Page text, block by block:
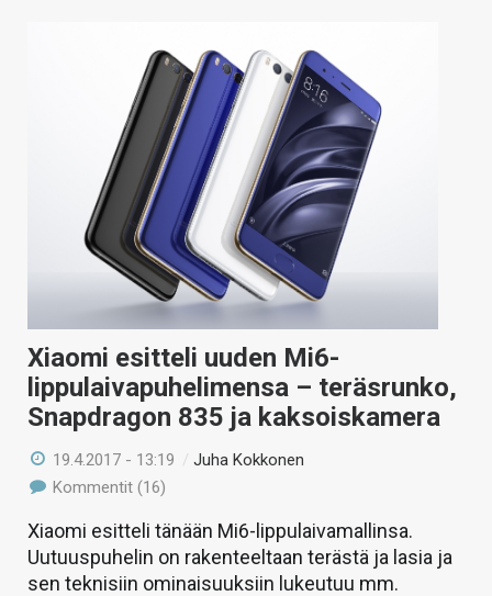
Xiaomi esitteli uuden Mi6-
lippulaivapuhelimensa – teräsrunko,
Snapdragon 835 ja kaksoiskamera
19.4.2017 - 13:19 /Juha Kokkonen
Kommentit (16)
Xiaomi esitteli tänään Mi6-lippulaivamallinsa.
Uutuuspuhelin on rakenteeltaan terästä ja lasia ja
sen teknisiin ominaisuuksiin lukeutuu mm.